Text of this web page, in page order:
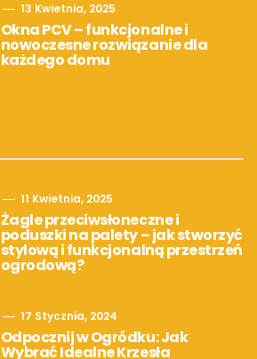
13 Kwietnia, 2025
Okna PCV – funkcjonalne i
nowoczesne rozwiązanie dla
każdego domu
11 Kwietnia, 2025
Żagle przeciwsłoneczne i
poduszki na palety – jak stworzyć
stylową i funkcjonalną przestrzeń
ogrodową?
17 Stycznia, 2024
Odpocznij w Ogródku: Jak
Wybrać Idealne Krzesła